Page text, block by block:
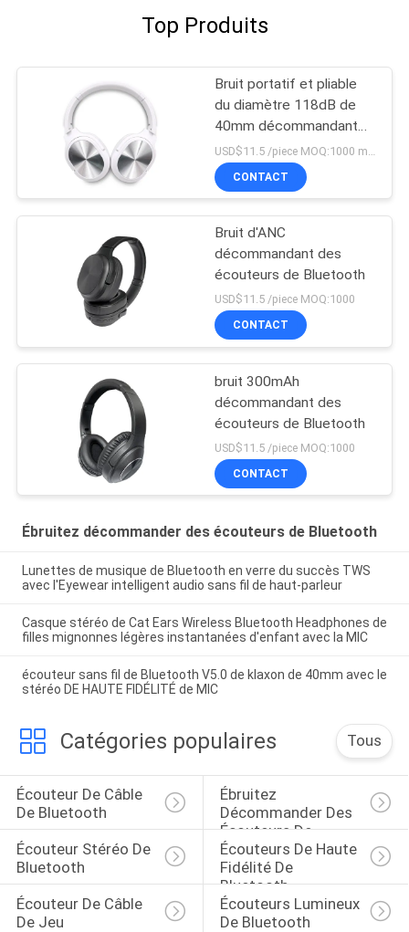
Top Produits
Bruit portatif et pliable
du diamètre 118dB de
40mm décommandant
des écouteurs de
Bluetooth
CONTACT
Bruit d'ANC
décommandant des
écouteurs de Bluetooth
USD$11.5 /piece MOQ:1000
CONTACT
bruit 300mAh
décommandant des
écouteurs de Bluetooth
USD$11.5 /piece MOQ:1000
CONTACT
Ébruitez décommander des écouteurs de Bluetooth
Lunettes de musique de Bluetooth en verre du succès TWS
avec l'Eyewear intelligent audio sans fil de haut-parleur
Casque stéréo de Cat Ears Wireless Bluetooth Headphones de
filles mignonnes légères instantanées d'enfant avec la MIC
écouteur sans fil de Bluetooth V5.0 de klaxon de 40mm avec le
stéréo DE HAUTE FIDÉLITÉ de MIC
Catégories populaires Tous
Écouteur De Câble
De Bluetooth
Ébruitez
Décommander Des
Écouteurs De
Bluetooth
Écouteur Stéréo De
Bluetooth
Écouteurs De Haute
Fidélité De
Bluetooth
Écouteur De Câble
De Jeu
Écouteurs Lumineux
De Bluetooth